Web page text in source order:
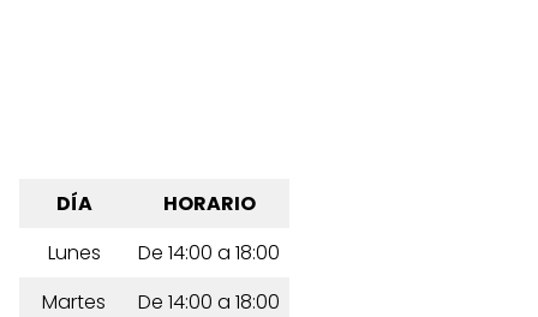
DÍA
HORARIO
Lunes
De 14:00 a 18:00
Martes
De 14:00 a 18:00